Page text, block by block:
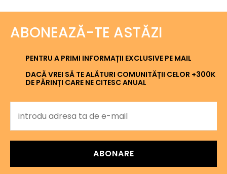
ABONEAZĂ-TE ASTĂZI
PENTRU A PRIMI INFORMAȚII EXCLUSIVE PE MAIL
DACĂ VREI SĂ TE ALĂTURI COMUNITĂȚII CELOR +300K
DE PĂRINȚI CARE NE CITESC ANUAL
ABONARE